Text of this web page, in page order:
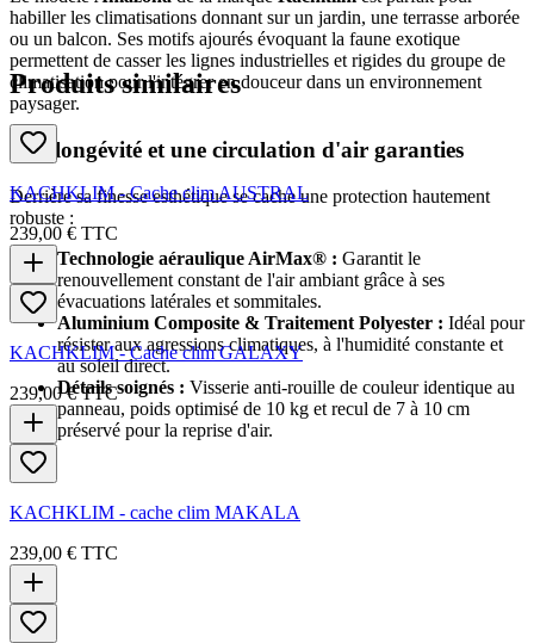
habiller les climatisations donnant sur un jardin, une terrasse arborée
ou un balcon. Ses motifs ajourés évoquant la faune exotique
permettent de casser les lignes industrielles et rigides du groupe de
climatisation pour l'intégrer en douceur dans un environnement
paysager.
Une longévité et une circulation d'air garanties
Derrière sa finesse esthétique se cache une protection hautement
robuste :
Technologie aéraulique AirMax® : Garantit le
renouvellement constant de l'air ambiant grâce à ses
évacuations latérales et sommitales.
Aluminium Composite & Traitement Polyester : Idéal pour
résister aux agressions climatiques, à l'humidité constante et
au soleil direct.
Détails soignés : Visserie anti-rouille de couleur identique au
panneau, poids optimisé de 10 kg et recul de 7 à 10 cm
préservé pour la reprise d'air.
Produits similaires
KACHKLIM - Cache clim AUSTRAL
239,00 € TTC
KACHKLIM - Cache clim GALAXY
239,00 € TTC
KACHKLIM - cache clim MAKALA
239,00 € TTC